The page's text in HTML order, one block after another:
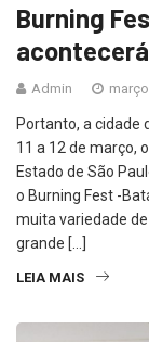
Burning
Admin
Portanto, a cidade
11 a 12 de março,
Estado de São
o Burning Fest -
muita variedade
grande […]
LEIA MAIS